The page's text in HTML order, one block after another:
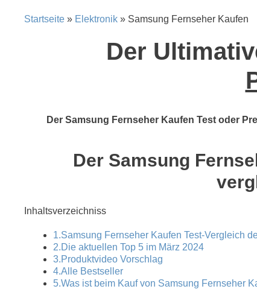
Startseite » Elektronik » Samsung Fernseher Kaufen
Der
Der Samsung Fernseher Kaufen Test oder
Der Samsung
Inhaltsverzeichniss
1.Samsung Fernseher Kaufen Test-Vergleich
2.Die aktuellen Top 5 im März 2024
3.Produktvideo Vorschlag
4.Alle Bestseller
5.Was ist beim Kauf von Samsung Fernseher